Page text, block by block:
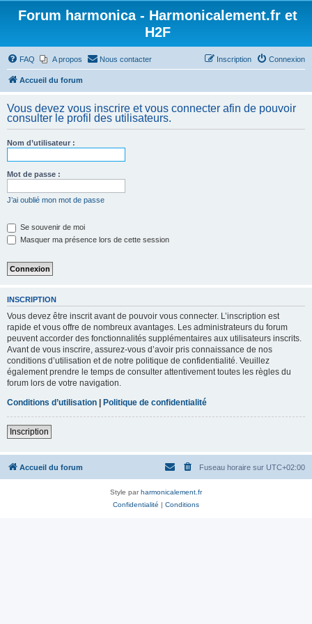
Forum harmonica - Harmonicalement.fr et
H2F
FAQ A propos Nous contacter Connexion
Inscription
Accueil du forum
Vous devez vous inscrire et vous connecter afin de pouvoir
consulter le profil des utilisateurs.
Nom d’utilisateur :
Mot de passe :
J’ai oublié mon mot de passe
Se souvenir de moi
Masquer ma présence lors de cette session
INSCRIPTION
Vous devez être inscrit avant de pouvoir vous connecter. L’inscription est
rapide et vous offre de nombreux avantages. Les administrateurs du forum
peuvent accorder des fonctionnalités supplémentaires aux utilisateurs inscrits.
Avant de vous inscrire, assurez-vous d’avoir pris connaissance de nos
conditions d’utilisation et de notre politique de confidentialité. Veuillez
également prendre le temps de consulter attentivement toutes les règles du
forum lors de votre navigation.
Conditions d’utilisation | Politique de confidentialité
Inscription
Accueil du forum Fuseau horaire sur UTC+02:00
Style parharmonicalement.fr
Confidentialité | Conditions